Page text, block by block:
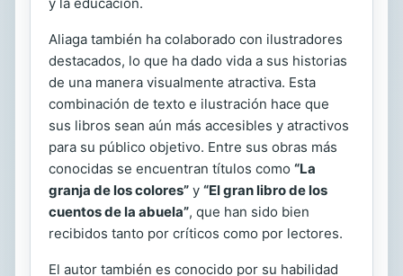
Aliaga también ha colaborado con ilustradores
destacados, lo que ha dado vida a sus historias
de una manera visualmente atractiva. Esta
combinación de texto e ilustración hace que
sus libros sean aún más accesibles y atractivos
para su público objetivo. Entre sus obras más
conocidas se encuentran títulos como “La
granja de los colores” y “El gran libro de los
cuentos de la abuela”, que han sido bien
recibidos tanto por críticos como por lectores.
El autor también es conocido por su habilidad